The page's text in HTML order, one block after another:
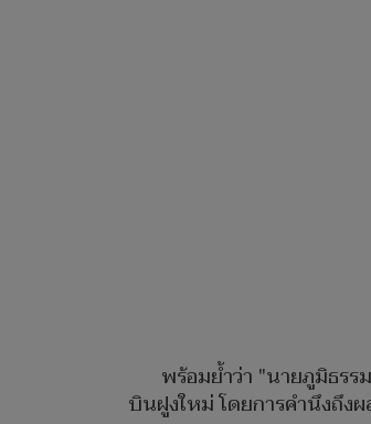
พร้อมย้ำว่า "นายภูมิธรร
บินฝูงใหม่ โดยการคำนึงถึง